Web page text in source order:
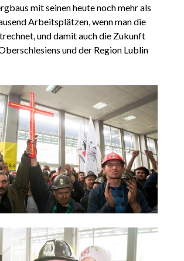
mit seinen heute noch mehr als
Arbeitsplätzen, wenn man die
und damit auch die Zukunft
und der Region Lublin